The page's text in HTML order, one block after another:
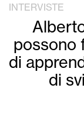
INTERVISTE
possono
di
di